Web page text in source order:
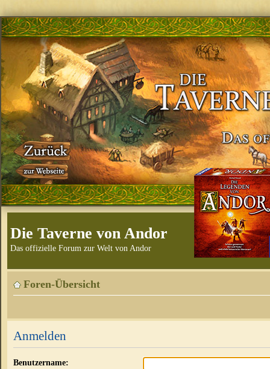
Die Taverne von Andor
Das offizielle Forum zur Welt von Andor
Foren-Übersicht
Anmelden
Benutzername: